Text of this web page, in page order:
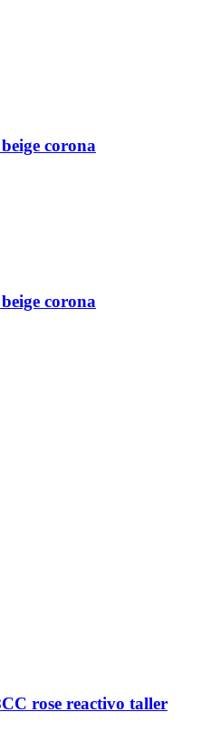
corona
corona
rose reactivo taller